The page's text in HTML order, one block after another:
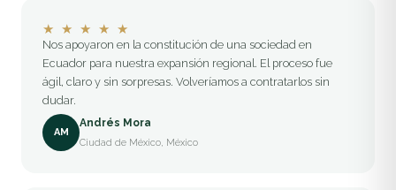
★ ★ ★ ★ ★
Nos apoyaron en la constitución de una sociedad en
Ecuador para nuestra expansión regional. El proceso fue
ágil, claro y sin sorpresas. Volveríamos a contratarlos sin
dudar.
AM
Andrés Mora
Ciudad de México, México